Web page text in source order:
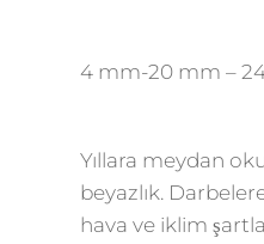
4 mm-20 mm –
Yıllara meydan
beyazlık.
hava ve iklim